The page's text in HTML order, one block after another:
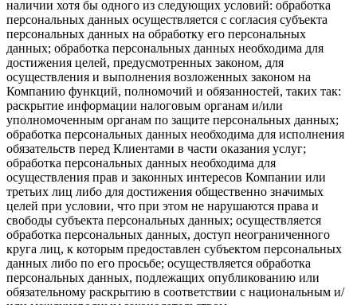
наличии хотя бы одного из следующих условий: обработка
персональных данных осуществляется с согласия субъекта
персональных данных на обработку его персональных
данных; обработка персональных данных необходима для
достижения целей, предусмотренных законом, для
осуществления и выполнения возложенных законом на
Компанию функций, полномочий и обязанностей, таких так:
раскрытие информации налоговым органам и/или
уполномоченным органам по защите персональных данных;
обработка персональных данных необходима для исполнения
обязательств перед Клиентами в части оказания услуг;
обработка персональных данных необходима для
осуществления прав и законных интересов Компании или
третьих лиц либо для достижения общественно значимых
целей при условии, что при этом не нарушаются права и
свободы субъекта персональных данных; осуществляется
обработка персональных данных, доступ неограниченного
круга лиц, к которым предоставлен субъектом персональных
данных либо по его просьбе; осуществляется обработка
персональных данных, подлежащих опубликованию или
обязательному раскрытию в соответствии с национальным и/